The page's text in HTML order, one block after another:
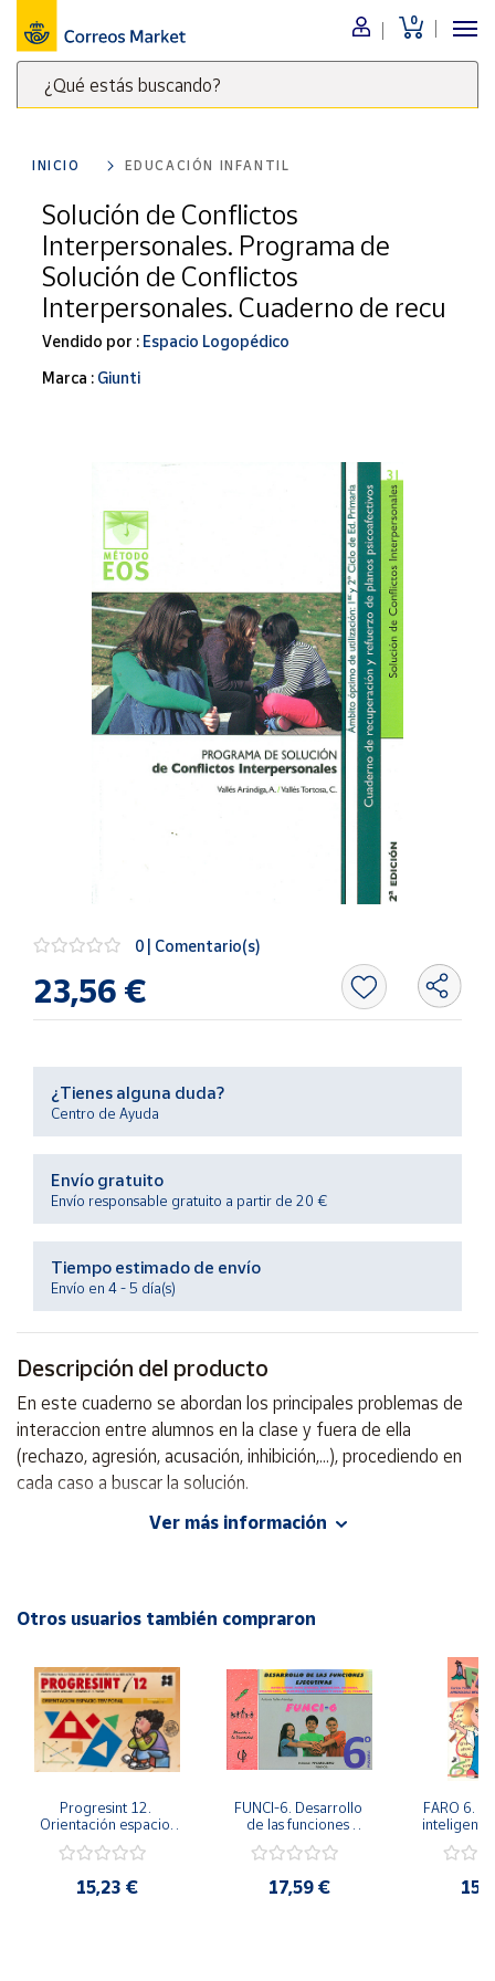
0
¿Qué estás buscando?
clave
para
buscar
productos
Correos
Market
Menú
Nuestro
catálogo
Alimentación
Bebidas
Ocio y cultura
Juguetes y
juegos
Libros y
Para Canarias,
Ceuta y Melilla
populares
novedades
Market
Productos
Solidarios
Ayuda
Centro
de ayuda
Contacto
Vendedores
Mapa de
vendedores
Hazte
vendedor
Área
vendedor
cliente
Ubicación
Península
Canarias,
Ceuta y
INICIO EDUCACIÓN INFANTIL
Solución de Conflictos
Interpersonales. Programa de
Solución de Conflictos
Interpersonales. Cuaderno de recu
Vendido por : Espacio Logopédico
Marca : Giunti
0 | Comentario(s)
23,56 €
¿Tienes alguna duda?
Centro de Ayuda
Envío gratuito
Envío responsable gratuito a partir de 20 €
Tiempo estimado de envío
Envío en 4 - 5 día(s)
Descripción del producto
En este cuaderno se abordan los principales problemas de
interaccion entre alumnos en la clase y fuera de ella
(rechazo, agresión, acusación, inhibición,...), procediendo en
cada caso a buscar la solución.
Autor: Antonio Vallés Arándiga, Consol Vallés Tortosa
Idioma: Español
Ver más información
Otros usuarios también compraron
Progresint 12.
Orientación espacio-
15,23 €
FUNCI-6. Desarrollo
de las funciones
Primaria.
17,59 €
FARO 6.
inteligente